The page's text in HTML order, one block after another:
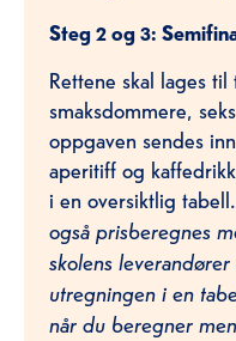
Steg 2 og 3:
Rettene skal lages
smaksdommere,
oppgaven sendes
aperitiff og
i en oversiktlig tabell.
også prisberegnes
skolens
utregningen i en
når du beregner